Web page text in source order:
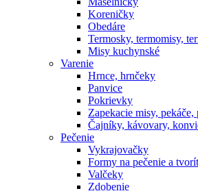
Koreničky
Obedáre
Termosky, termomisy,
Misy kuchynské
Varenie
Hrnce, hrnčeky
Panvice
Pokrievky
Zapekacie misy, pekáče,
Čajníky, kávovary,
Pečenie
Vykrajovačky
Formy na pečenie a
Valčeky
Zdobenie